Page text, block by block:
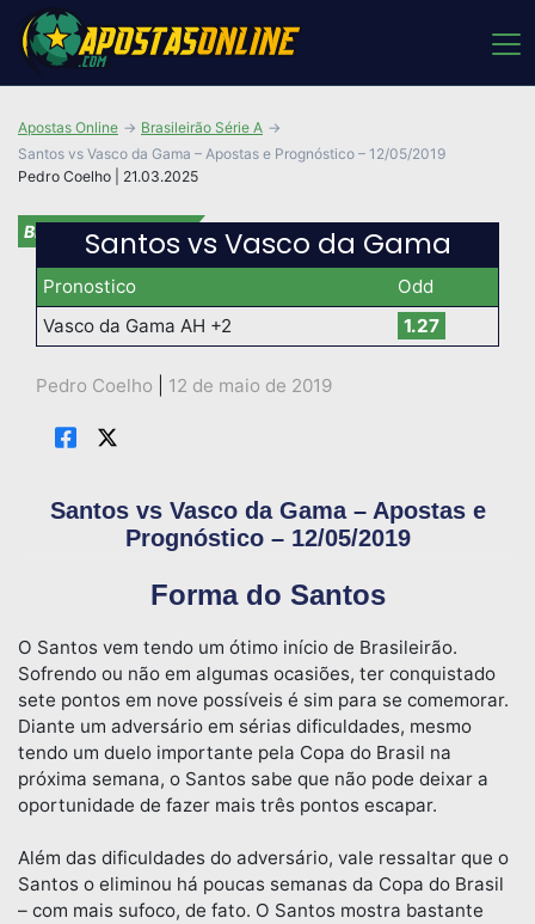
Pedro Coelho | 21.03.2025
Apostas Online
Brasileirão Série A
Santos vs Vasco da Gama – Apostas e Prognóstico – 12/05/2019
Brasileirão Série A
Santos vs Vasco da Gama
Pronostico
Odd
Vasco da Gama AH +2
1.27
Pedro Coelho 12 de maio de 2019
Santos vs Vasco da Gama – Apostas e
Prognóstico – 12/05/2019
Forma do Santos
O Santos vem tendo um ótimo início de Brasileirão.
Sofrendo ou não em algumas ocasiões, ter conquistado
sete pontos em nove possíveis é sim para se comemorar.
Diante um adversário em sérias dificuldades, mesmo
tendo um duelo importante pela Copa do Brasil na
próxima semana, o Santos sabe que não pode deixar a
oportunidade de fazer mais três pontos escapar.
Além das dificuldades do adversário, vale ressaltar que o
Santos o eliminou há poucas semanas da Copa do Brasil
– com mais sufoco, de fato. O Santos mostra bastante